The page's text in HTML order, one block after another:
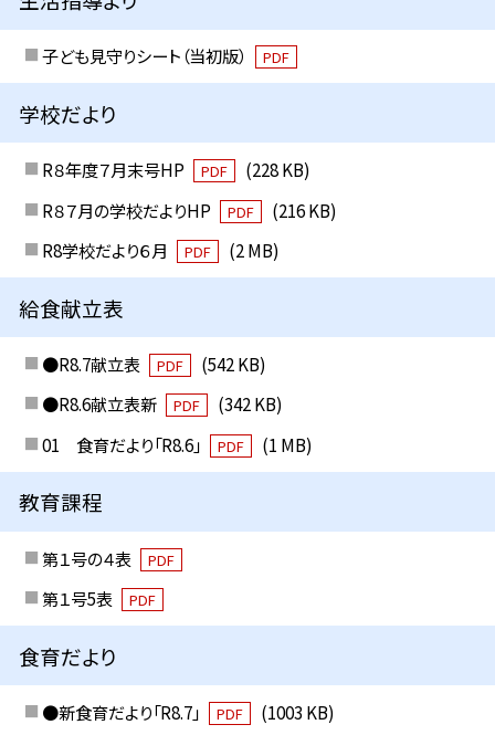
子ども見守りシート（当初版） PDF
学校だより
R８年度７月末号HP PDF
(228 KB)
R８７月の学校だよりHP
PDF
(216 KB)
R8学校だより６月
PDF (2 MB)
給食献立表
●R8.7献立表 PDF
(542 KB)
●R8.6献立表新
PDF
(342 KB)
01 食育だより「R8.6」
PDF (1 MB)
教育課程
第１号の４表 PDF
第１号5表 PDF
食育だより
●新食育だより「R8.7」 PDF (1003 KB)